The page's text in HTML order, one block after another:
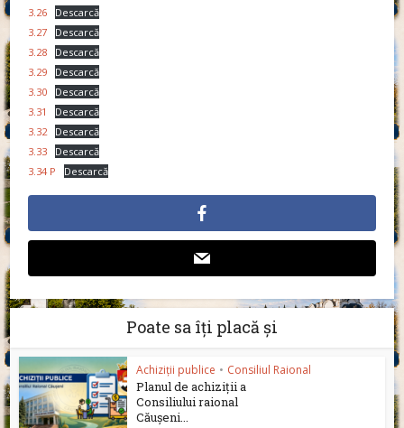
3.26
Descarcă
3.27
Descarcă
3.28
Descarcă
3.29
Descarcă
3.30
Descarcă
3.31
Descarcă
3.32
Descarcă
3.33
Descarcă
3.34 P
Descarcă
Poate sa îți placă și
Achiziții publice • Consiliul Raional
Planul de achiziții a
Consiliului raional
Căușeni...